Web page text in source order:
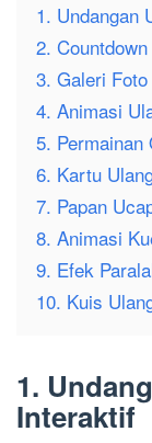
1. Undangan
2.
3. Galeri
4. Animasi
5. Permainan
6. Kartu
7. Papan
8. Animasi
9. Efek
10. Kuis
1.
Interaktif